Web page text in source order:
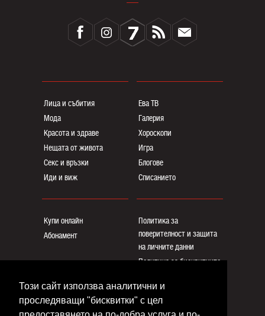
Този сайт използва аналитични и
проследяващи "бисквитки" с цел
Лица и събития
Мода
Красота и здраве
Нещата от живота
Секс и връзки
Иди и виж
Ева ТВ
Галерия
Хороскопи
Игра
Блогoве
Списанието
Купи онлайн
Абонамент
Политика за
поверителност и защита
на личните данни
Политика за бисквитките
Общи условия
Контакти